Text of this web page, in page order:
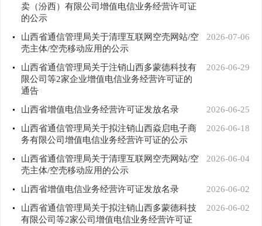
卖（汾西）有限公司增值电信业务经营许可证
的公示
2026-07-06
山西省通信管理局关于清理互联网空壳网站/空
壳主体/空壳移动应用的公示
2026-06-29
山西省通信管理局关于注销山西多蒙德科技有
限公司等2家企业增值电信业务经营许可证的
通告
2026-06-25
山西省增值电信业务经营许可证发放名录
2026-06-18
山西省通信管理局关于拟注销山西焱启电子商
务有限公司增值电信业务经营许可证的公示
2026-06-04
山西省通信管理局关于清理互联网空壳网站/空
壳主体/空壳移动应用的公示
2026-06-02
山西省增值电信业务经营许可证发放名录
2026-06-02
山西省通信管理局关于拟注销山西多蒙德科技
有限公司等2家公司增值电信业务经营许可证